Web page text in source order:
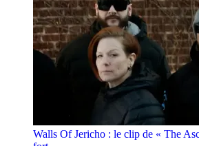
Walls Of Jericho : le clip de « The